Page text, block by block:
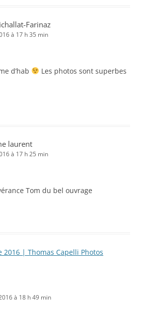
Farinaz
à 17 h 35 min
d’hab
Les photos sont superbes
laurent
à 17 h 25 min
Tom du bel ouvrage
2016 | Thomas Capelli Photos
à 18 h 49 min